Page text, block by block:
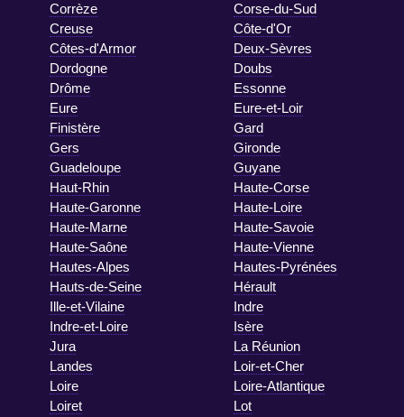
Corrèze
Corse-du-Sud
Creuse
Côte-d'Or
Côtes-d'Armor
Deux-Sèvres
Dordogne
Doubs
Drôme
Essonne
Eure
Eure-et-Loir
Finistère
Gard
Gers
Gironde
Guadeloupe
Guyane
Haut-Rhin
Haute-Corse
Haute-Garonne
Haute-Loire
Haute-Marne
Haute-Savoie
Haute-Saône
Haute-Vienne
Hautes-Alpes
Hautes-Pyrénées
Hauts-de-Seine
Hérault
Ille-et-Vilaine
Indre
Indre-et-Loire
Isère
Jura
La Réunion
Landes
Loir-et-Cher
Loire
Loire-Atlantique
Loiret
Lot